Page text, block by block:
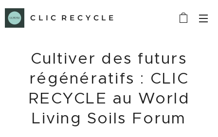
C L I C R E C Y C L E
Cultiver des futurs
régénératifs : CLIC
RECYCLE au World
Living Soils Forum